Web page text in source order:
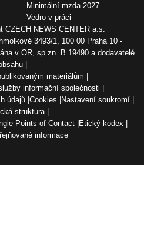
Minimální mzda 2027
Vedro v práci
CZECH NEWS CENTER a.s.
3493/1, 100 00 Praha 10 -
v OR, sp.zn. B 19490 a dodavatelé
materiálům
informační společnosti
údajů Cookies Nastavení soukromí
struktura
Points of Contact Etický kodex
informace